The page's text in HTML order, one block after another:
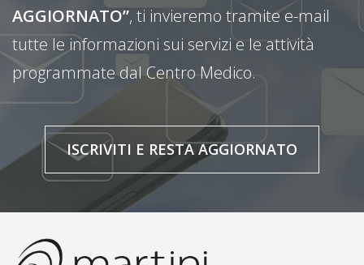
AGGIORNATO”, ti invieremo tramite e-mail
tutte le informazioni sui servizi e le attività
programmate dal Centro Medico.
ISCRIVITI E RESTA AGGIORNATO